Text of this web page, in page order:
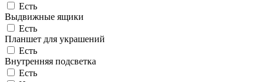
Есть
Выдвижные ящики
Есть
Планшет для украшений
Есть
Внутренняя подсветка
Есть